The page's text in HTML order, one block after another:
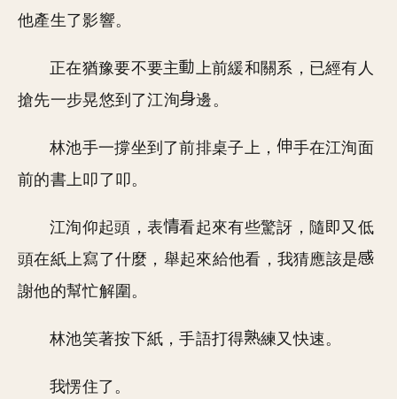
他產生了影響。
正在猶豫要不要主
上前緩和關系，已經有人
搶先一步晃悠到了江洵
邊。
林池手一撐坐到了前排桌子上，
手在江洵面
前的書上叩了叩。
江洵仰起頭，表
看起來有些驚訝，隨即又低
頭在紙上寫了什麼，舉起來給他看，我猜應該是
謝他的幫忙解圍。
林池笑著按下紙，手語打得 練又快速。
我愣住了。